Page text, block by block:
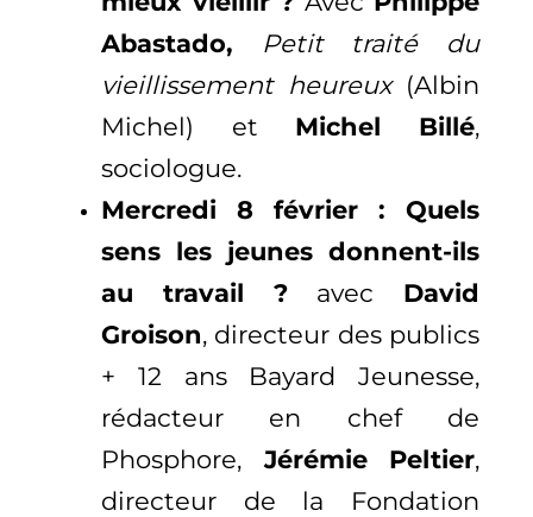
Abastado, Petit traité du
vieillissement heureux (Albin
Michel) et Michel Billé,
sociologue.
Mercredi 8 février : Quels
sens les jeunes donnent-ils
au travail ? avec David
Groison, directeur des publics
+ 12 ans Bayard Jeunesse,
rédacteur en chef de
Phosphore, Jérémie Peltier,
directeur de la Fondation